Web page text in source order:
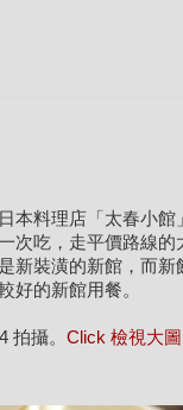
本料理店「太春小館
次吃，走平價路線的
新裝潢的新館，而新
好的新館用餐。
拍攝。 Click 檢視大